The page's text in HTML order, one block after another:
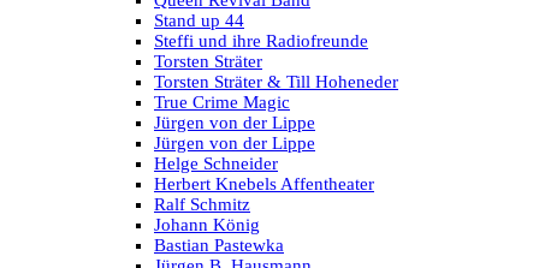
Stand up 44
Steffi und ihre Radiofreunde
Torsten Sträter
Torsten Sträter & Till Hoheneder
True Crime Magic
Jürgen von der Lippe
Jürgen von der Lippe
Helge Schneider
Herbert Knebels Affentheater
Ralf Schmitz
Johann König
Bastian Pastewka